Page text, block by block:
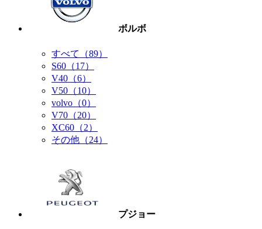
ボルボ
すべて（89）
S60（17）
V40（6）
V50（10）
volvo（0）
V70（20）
XC60（2）
その他（24）
プジョー